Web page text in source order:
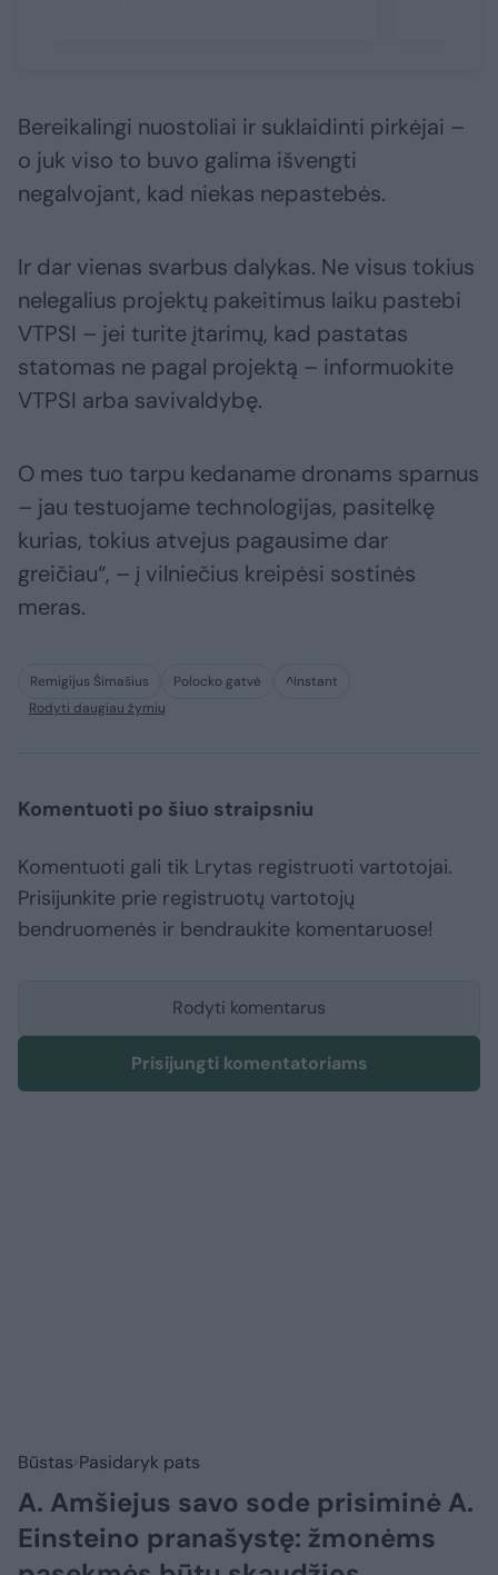
Bereikalingi nuostoliai ir suklaidinti pirkėjai –
o juk viso to buvo galima išvengti
negalvojant, kad niekas nepastebės.
Ir dar vienas svarbus dalykas. Ne visus tokius
nelegalius projektų pakeitimus laiku pastebi
VTPSI – jei turite įtarimų, kad pastatas
statomas ne pagal projektą – informuokite
VTPSI arba savivaldybę.
O mes tuo tarpu kedaname dronams sparnus
– jau testuojame technologijas, pasitelkę
kurias, tokius atvejus pagausime dar
greičiau“, – į vilniečius kreipėsi sostinės
meras.
Remigijus Šimašius Polocko gatvė
^Instant
Rodyti daugiau žymių
Komentuoti po šiuo straipsniu
Komentuoti gali tik Lrytas registruoti vartotojai.
Prisijunkite prie registruotų vartotojų
bendruomenės ir bendraukite komentaruose!
Rodyti komentarus
Prisijungti komentatoriams
Būstas Pasidaryk pats
A. Amšiejus savo sode prisiminė A.
Einsteino pranašystę: žmonėms